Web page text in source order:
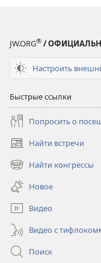
JW.ORG® /
Настроить
Быстрые ссылки
Попросить о
Найти встречи
(открывается
в
новом
окне)
Найти конгрессы
(открывается
новом
окне)
Новое
Видео
Видео с
Поиск